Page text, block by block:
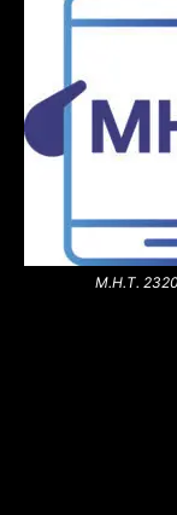
Μ.Η.Τ.